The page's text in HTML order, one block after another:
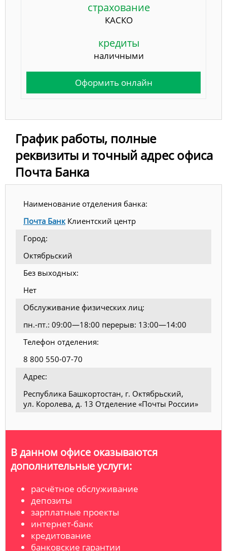
страхование
КАСКО
кредиты
наличными
Оформить онлайн
График работы, полные
реквизиты и точный адрес офиса
Почта Банка
Наименование отделения банка:
Почта БанкКлиентский центр
Город:
Октябрьский
Без выходных:
Нет
Обслуживание физических лиц:
пн.-пт.: 09:00—18:00 перерыв: 13:00—14:00
Телефон отделения:
8 800 550-07-70
Адрес:
Республика Башкортостан, г. Октябрьский,
ул. Королева, д. 13 Отделение «Почты России»
В данном офисе оказываются
дополнительные услуги:
расчётное обслуживание
депозиты
зарплатные проекты
интернет-банк
кредитование
банковские гарантии